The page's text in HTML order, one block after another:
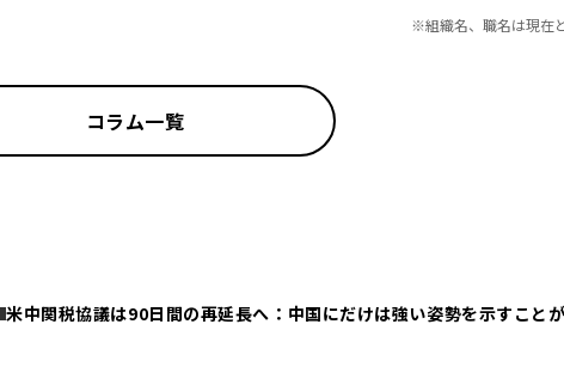
※組織名、職名は現在
コラム一覧
米中関税協議は90日間の再延長へ：中国にだけは強い姿勢を示すこと